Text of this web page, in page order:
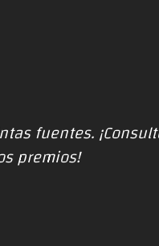
fuentes.
premios!